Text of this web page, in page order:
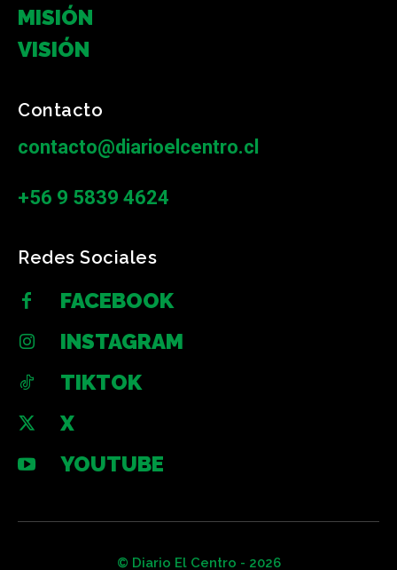
MISIÓN
VISIÓN
Contacto
contacto@diarioelcentro.cl
+56 9 5839 4624
Redes Sociales
FACEBOOK
INSTAGRAM
TIKTOK
X
YOUTUBE
© Diario El Centro - 2026